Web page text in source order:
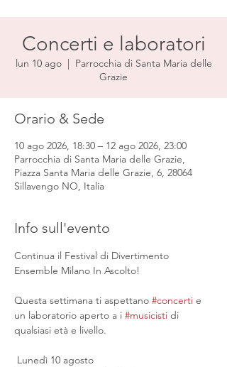
Concerti e laboratori
lun 10 ago
  |
Parrocchia di Santa Maria delle
Grazie
Orario & Sede
10 ago 2026, 18:30 – 12 ago 2026, 23:00
Parrocchia di Santa Maria delle Grazie,
Piazza Santa Maria delle Grazie, 6, 28064
Sillavengo NO, Italia
Info sull'evento
Continua il Festival di Divertimento
Ensemble Milano In Ascolto!
Questa settimana ti aspettano #concerti e
un laboratorio aperto a i #musicisti di
qualsiasi età e livello.
Lunedì 10 agosto